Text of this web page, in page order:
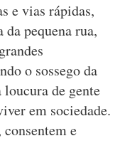
e vias rápidas,
pequena rua,
o sossego da
de gente
em sociedade.
e